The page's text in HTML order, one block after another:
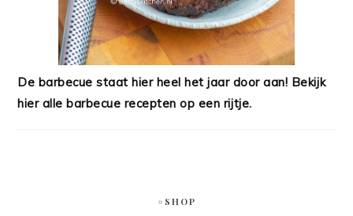
De barbecue staat hier heel het jaar door aan! Bekijk
hier alle barbecue recepten op een rijtje.
#SHOP